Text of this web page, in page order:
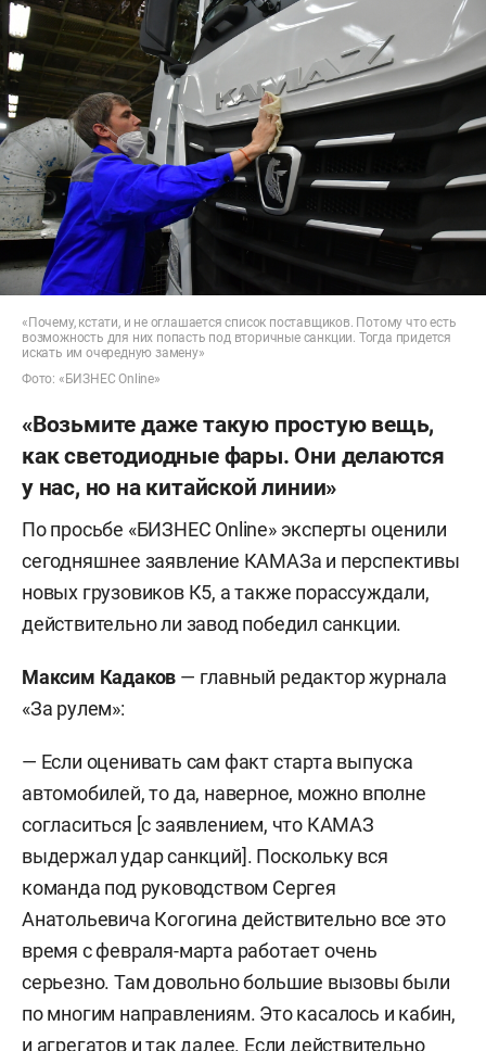
«Почему, кстати, и не оглашается список поставщиков. Потому что есть
возможность для них попасть под вторичные санкции. Тогда придется
искать им очередную замену»
Фото: «БИЗНЕС Online»
«Возьмите даже такую простую вещь,
как светодиодные фары. Они делаются
у нас, но на китайской линии»
По просьбе «БИЗНЕС Online» эксперты оценили
сегодняшнее заявление КАМАЗа и перспективы
новых грузовиков К5, а также порассуждали,
действительно ли завод победил санкции.
Максим Кадаков — главный редактор журнала
«За рулем»:
— Если оценивать сам факт старта выпуска
автомобилей, то да, наверное, можно вполне
согласиться [с заявлением, что КАМАЗ
выдержал удар санкций]. Поскольку вся
команда под руководством Сергея
Анатольевича Когогина действительно все это
время с февраля-марта работает очень
серьезно. Там довольно большие вызовы были
по многим направлениям. Это касалось и кабин,
и агрегатов и так далее. Если действительно